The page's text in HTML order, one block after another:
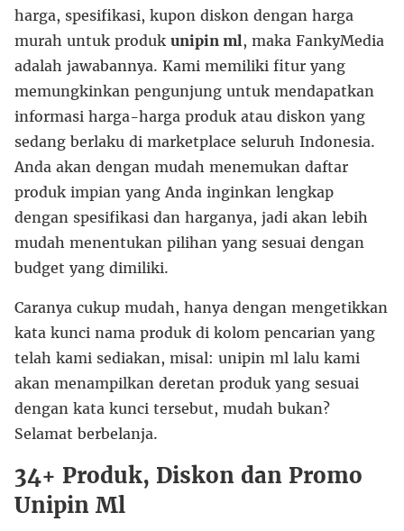
harga, spesifikasi, kupon diskon dengan harga
murah untuk produk unipin ml, maka FankyMedia
adalah jawabannya. Kami memiliki fitur yang
memungkinkan pengunjung untuk mendapatkan
informasi harga-harga produk atau diskon yang
sedang berlaku di marketplace seluruh Indonesia.
Anda akan dengan mudah menemukan daftar
produk impian yang Anda inginkan lengkap
dengan spesifikasi dan harganya, jadi akan lebih
mudah menentukan pilihan yang sesuai dengan
budget yang dimiliki.
Caranya cukup mudah, hanya dengan mengetikkan
kata kunci nama produk di kolom pencarian yang
telah kami sediakan, misal: unipin ml lalu kami
akan menampilkan deretan produk yang sesuai
dengan kata kunci tersebut, mudah bukan?
Selamat berbelanja.
34+ Produk, Diskon dan Promo
Unipin Ml